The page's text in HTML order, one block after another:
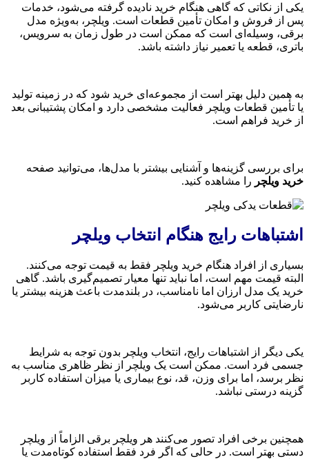
یکی از نکاتی که گاهی هنگام خرید نادیده گرفته می‌شود، خدمات
پس از فروش و امکان تأمین قطعات است. ویلچر، به‌ویژه مدل
برقی، وسیله‌ای است که ممکن است در طول زمان به سرویس،
باتری، قطعه یا تعمیر نیاز داشته باشد.
به همین دلیل بهتر است از مجموعه‌ای خرید شود که در زمینه تولید
یا تأمین قطعات ویلچر فعالیت مشخصی دارد و امکان پشتیبانی بعد
از خرید فراهم است.
برای بررسی گزینه‌ها و آشنایی بیشتر با مدل‌ها، می‌توانید صفحه
خرید ویلچر را مشاهده کنید.
اشتباهات رایج هنگام انتخاب ویلچر
بسیاری از افراد هنگام خرید ویلچر فقط به قیمت توجه می‌کنند.
البته قیمت مهم است، اما نباید تنها معیار تصمیم‌گیری باشد. گاهی
خرید یک مدل ارزان اما نامناسب، در بلندمدت باعث هزینه بیشتر یا
نارضایتی کاربر می‌شود.
یکی دیگر از اشتباهات رایج، انتخاب ویلچر بدون توجه به شرایط
جسمی فرد است. ممکن است یک ویلچر از نظر ظاهری مناسب به
نظر برسد، اما برای وزن، قد، نوع بیماری یا میزان استفاده کاربر
گزینه درستی نباشد.
همچنین برخی افراد تصور می‌کنند هر ویلچر برقی الزاماً از ویلچر
دستی بهتر است. در حالی که اگر فرد فقط استفاده کوتاه‌مدت یا